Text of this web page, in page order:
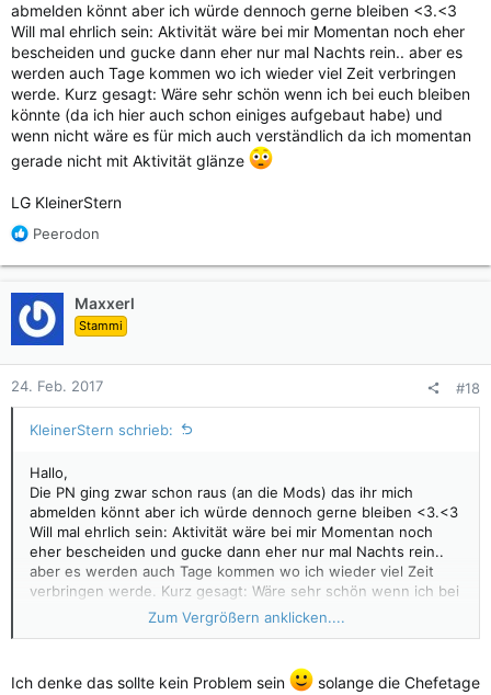
abmelden könnt aber ich würde dennoch gerne bleiben <3.<3
Will mal ehrlich sein: Aktivität wäre bei mir Momentan noch eher
bescheiden und gucke dann eher nur mal Nachts rein.. aber es
werden auch Tage kommen wo ich wieder viel Zeit verbringen
werde. Kurz gesagt: Wäre sehr schön wenn ich bei euch bleiben
könnte (da ich hier auch schon einiges aufgebaut habe) und
wenn nicht wäre es für mich auch verständlich da ich momentan
gerade nicht mit Aktivität glänze
LG KleinerStern
R
a
k
i
o
n
e
n
:
Peerodon
Maxxerl
Stammi
24. Feb. 2017 #18
KleinerStern schrieb:
Hallo,
Die PN ging zwar schon raus (an die Mods) das ihr mich
abmelden könnt aber ich würde dennoch gerne bleiben <3.<3
Will mal ehrlich sein: Aktivität wäre bei mir Momentan noch
eher bescheiden und gucke dann eher nur mal Nachts rein..
aber es werden auch Tage kommen wo ich wieder viel Zeit
verbringen werde. Kurz gesagt: Wäre sehr schön wenn ich bei
euch bleiben könnte (da ich hier auch schon einiges
aufgebaut habe) und wenn nicht wäre es für mich auch
Zum Vergrößern anklicken....
Ich denke das sollte kein Problem sein
solange die Chefetage